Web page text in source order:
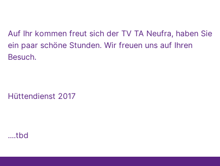
Auf Ihr kommen freut sich der TV TA Neufra, haben Sie
ein paar schöne Stunden. Wir freuen uns auf Ihren
Besuch.
Hüttendienst 2017
....tbd